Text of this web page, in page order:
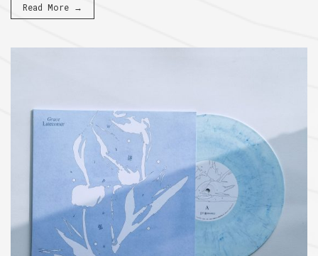
Read More →